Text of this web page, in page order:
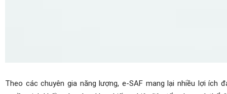
Theo các chuyên gia năng lượng, e-SAF mang lại nhiều lợi ích